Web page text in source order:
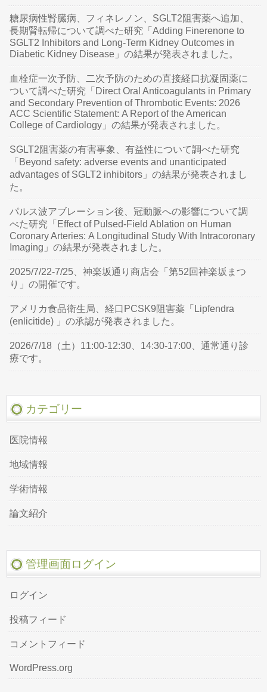
糖尿病性腎臓病、フィネレノン、SGLT2阻害薬へ追加、
長期腎転帰について調べた研究「Adding Finerenone to
SGLT2 Inhibitors and Long-Term Kidney Outcomes in
Diabetic Kidney Disease」の結果が発表されました。
血栓症一次予防、二次予防のための直接経口抗凝固薬に
ついて調べた研究「Direct Oral Anticoagulants in Primary
and Secondary Prevention of Thrombotic Events: 2026
ACC Scientific Statement: A Report of the American
College of Cardiology」の結果が発表されました。
SGLT2阻害薬の有害事象、有益性について調べた研究
「Beyond safety: adverse events and unanticipated
advantages of SGLT2 inhibitors」の結果が発表されまし
た。
パルス波アブレーション後、冠動脈への影響について調
べた研究「Effect of Pulsed-Field Ablation on Human
Coronary Arteries: A Longitudinal Study With Intracoronary
Imaging」の結果が発表されました。
2025/7/22-7/25、神楽坂通り商店会「第52回神楽坂まつ
り」の開催です。
アメリカ食品衛生局、経口PCSK9阻害薬「Lipfendra
(enlicitide) 」の承認が発表されました。
2026/7/18（土）11:00-12:30、14:30-17:00、通常通り診
療です。
カテゴリー
医院情報
地域情報
学術情報
論文紹介
管理画面ログイン
ログイン
投稿フィード
コメントフィード
WordPress.org